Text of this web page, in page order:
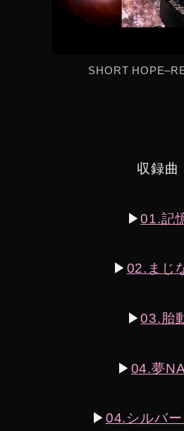
SHORT
収録曲
▶︎01.記
▶︎ 02.まじ
▶︎03.胎
▶︎ 04.夢
▶︎ 04.シルバー